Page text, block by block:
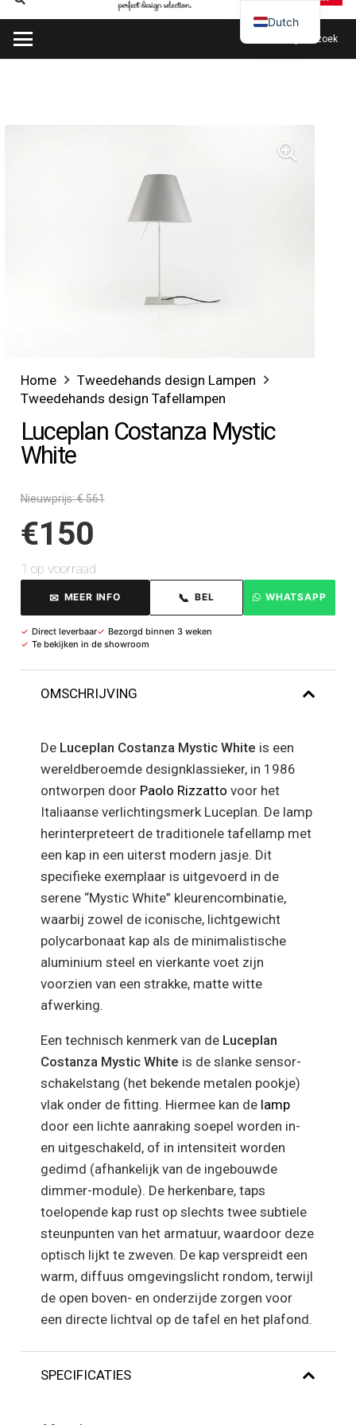
Plan mijn bezoek
Home
Tweedehands design Lampen
Tweedehands design Tafellampen
Luceplan Costanza Mystic
White
Nieuwprijs: € 561
€150
1 op voorraad
✉ MEER INFO 📞 BEL WHATSAPP
✓ Direct leverbaar✓ Bezorgd binnen 3 weken
✓ Te bekijken in de showroom
OMSCHRIJVING
De Luceplan Costanza Mystic White is een
wereldberoemde designklassieker, in 1986
ontworpen door Paolo Rizzatto voor het
Italiaanse verlichtingsmerk Luceplan. De lamp
herinterpreteert de traditionele tafellamp met
een kap in een uiterst modern jasje. Dit
specifieke exemplaar is uitgevoerd in de
serene “Mystic White” kleurencombinatie,
waarbij zowel de iconische, lichtgewicht
polycarbonaat kap als de minimalistische
aluminium steel en vierkante voet zijn
voorzien van een strakke, matte witte
afwerking.
Een technisch kenmerk van de Luceplan
Costanza Mystic White is de slanke sensor-
schakelstang (het bekende metalen pookje)
vlak onder de fitting. Hiermee kan de lamp
door een lichte aanraking soepel worden in-
en uitgeschakeld, of in intensiteit worden
gedimd (afhankelijk van de ingebouwde
dimmer-module). De herkenbare, taps
toelopende kap rust op slechts twee subtiele
steunpunten van het armatuur, waardoor deze
optisch lijkt te zweven. De kap verspreidt een
warm, diffuus omgevingslicht rondom, terwijl
de open boven- en onderzijde zorgen voor
een directe lichtval op de tafel en het plafond.
SPECIFICATIES
Dutch